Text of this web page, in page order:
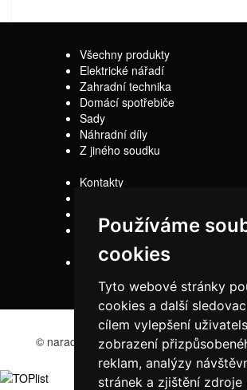
Používáme
cookies
Tyto webové stránky
cookies a další
cílem vylepšení
zobrazení
reklam, analýzy
stránek a zjištění zdroje
Všechny produkty
Elektrické nářadí
Zahradní technika
Domácí spotřebiče
Sady
Náhradní díly
Z jiného soudku
Kontakty
Obchodní
Reklamační řád
© naradi-bd.cz 2016